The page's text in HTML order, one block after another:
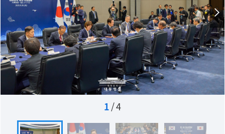
1/4